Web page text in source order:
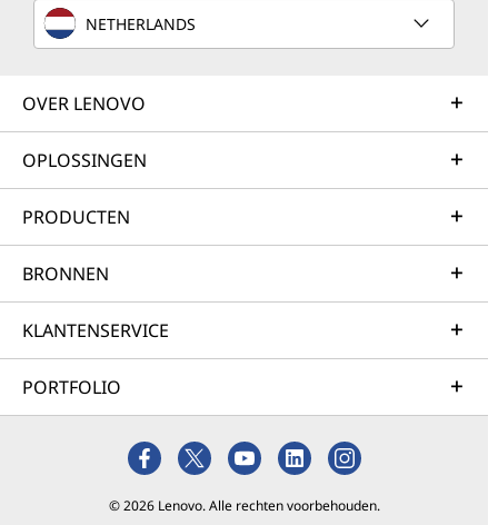
NETHERLANDS
OVER LENOVO
OPLOSSINGEN
PRODUCTEN
BRONNEN
KLANTENSERVICE
PORTFOLIO
© 2026 Lenovo. Alle rechten voorbehouden.